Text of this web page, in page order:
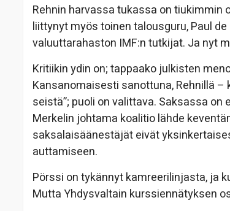
Rehnin harvassa tukassa on tiukimmin
liittynyt myös toinen talousguru, Paul
valuuttarahaston IMF:n tutkijat. Ja nyt
Kritiikin ydin on; tappaako julkisten
Kansanomaisesti sanottuna, Rehnillä –
seistä”; puoli on valittava. Saksassa
Merkelin johtama koalitio lähde
saksalaisäänestäjät eivät
auttamiseen.
Pörssi on tykännyt kamreerilinjasta, ja
Mutta Yhdysvaltain kurssiennätyksen